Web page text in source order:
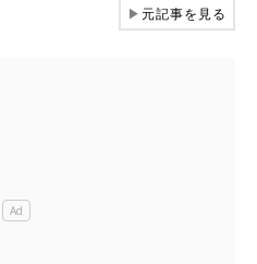
▶元記事を見る